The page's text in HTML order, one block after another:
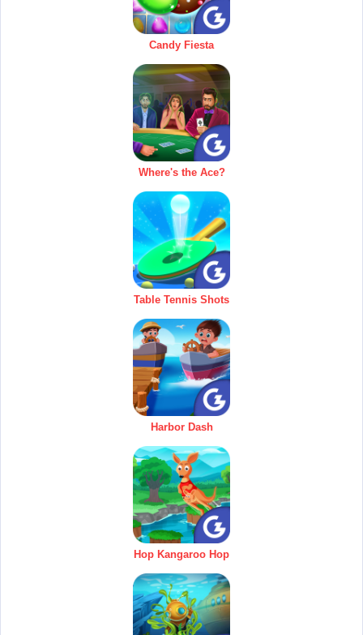
Candy Fiesta
Where's the Ace?
Table Tennis Shots
Harbor Dash
Hop Kangaroo Hop